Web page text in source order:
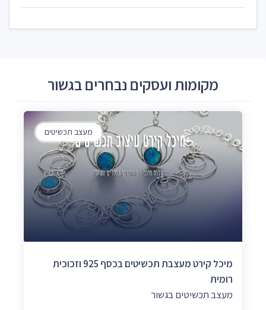
מקומות ועסקים נבחרים בגשור
מעצב תכשיטים
מיכל קירט מעצבת תכשיטים בכסף 925 וזכוכית
רומית
מעצב תכשיטים בגשור